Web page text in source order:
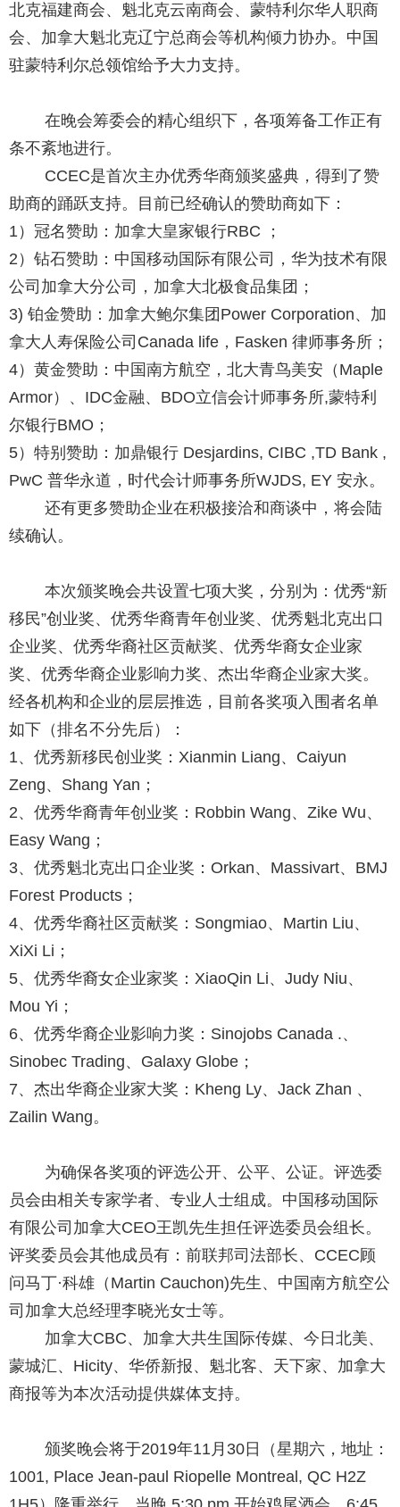
北克福建商会、魁北克云南商会、蒙特利尔华人职商
会、加拿大魁北克辽宁总商会等机构倾力协办。中国
驻蒙特利尔总领馆给予大力支持。
在晚会筹委会的精心组织下，各项筹备工作正有
条不紊地进行。
CCEC是首次主办优秀华商颁奖盛典，得到了赞
助商的踊跃支持。目前已经确认的赞助商如下：
1）冠名赞助：加拿大皇家银行RBC ；
2）钻石赞助：中国移动国际有限公司，华为技术有限
公司加拿大分公司，加拿大北极食品集团；
3) 铂金赞助：加拿大鲍尔集团Power Corporation、加
拿大人寿保险公司Canada life，Fasken 律师事务所；
4）黄金赞助：中国南方航空，北大青鸟美安（Maple
Armor）、IDC金融、BDO立信会计师事务所,蒙特利
尔银行BMO；
5）特别赞助：加鼎银行 Desjardins, CIBC ,TD Bank ,
PwC 普华永道，时代会计师事务所WJDS, EY 安永。
还有更多赞助企业在积极接洽和商谈中，将会陆
续确认。
本次颁奖晚会共设置七项大奖，分别为：优秀“新
移民”创业奖、优秀华裔青年创业奖、优秀魁北克出口
企业奖、优秀华裔社区贡献奖、优秀华裔女企业家
奖、优秀华裔企业影响力奖、杰出华裔企业家大奖。
经各机构和企业的层层推选，目前各奖项入围者名单
如下（排名不分先后）：
1、优秀新移民创业奖：Xianmin Liang、Caiyun
Zeng、Shang Yan；
2、优秀华裔青年创业奖：Robbin Wang、Zike Wu、
Easy Wang；
3、优秀魁北克出口企业奖：Orkan、Massivart、BMJ
Forest Products；
4、优秀华裔社区贡献奖：Songmiao、Martin Liu、
XiXi Li；
5、优秀华裔女企业家奖：XiaoQin Li、Judy Niu、
Mou Yi；
6、优秀华裔企业影响力奖：Sinojobs Canada .、
Sinobec Trading、Galaxy Globe；
7、杰出华裔企业家大奖：Kheng Ly、Jack Zhan 、
Zailin Wang。
为确保各奖项的评选公开、公平、公证。评选委
员会由相关专家学者、专业人士组成。中国移动国际
有限公司加拿大CEO王凯先生担任评选委员会组长。
评奖委员会其他成员有：前联邦司法部长、CCEC顾
问马丁·科雄（Martin Cauchon)先生、中国南方航空公
司加拿大总经理李晓光女士等。
加拿大CBC、加拿大共生国际传媒、今日北美、
蒙城汇、Hicity、华侨新报、魁北客、天下家、加拿大
商报等为本次活动提供媒体支持。
颁奖晚会将于2019年11月30日（星期六，地址：
1001, Place Jean-paul Riopelle Montreal, QC H2Z